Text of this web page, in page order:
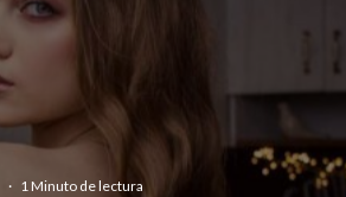
· 1 Minuto de lectura